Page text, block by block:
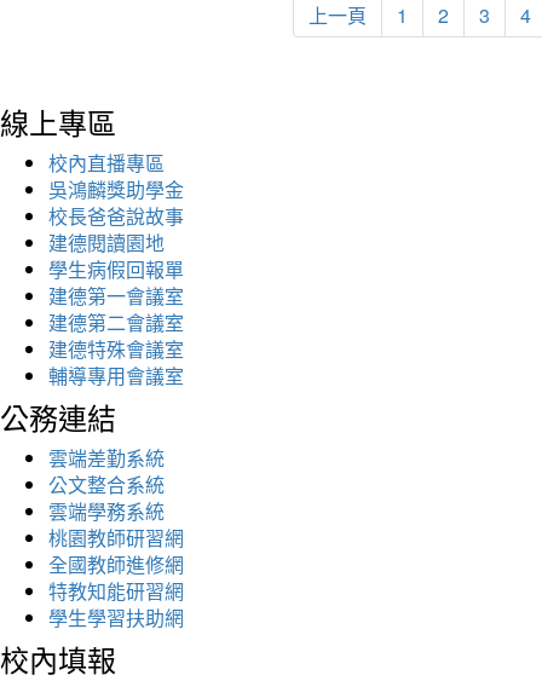
上一頁 1 2 3 4
線上專區
校內直播專區
吳鴻麟獎助學金
校長爸爸說故事
建德閱讀園地
學生病假回報單
建德第一會議室
建德第二會議室
建德特殊會議室
輔導專用會議室
公務連結
雲端差勤系統
公文整合系統
雲端學務系統
桃園教師研習網
全國教師進修網
特教知能研習網
學生學習扶助網
校內填報